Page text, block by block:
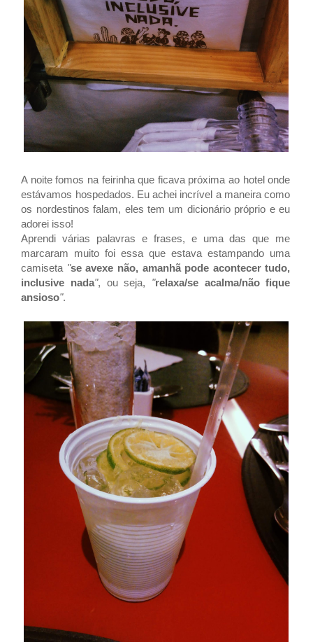
A noite fomos na feirinha que ficava próxima ao hotel onde
estávamos hospedados. Eu achei incrível a maneira como
os nordestinos falam, eles tem um dicionário próprio e eu
adorei isso!
Aprendi várias palavras e frases, e uma das que me
marcaram muito foi essa que estava estampando uma
camiseta "se avexe não, amanhã pode acontecer tudo,
inclusive nada", ou seja, "relaxa/se acalma/não fique
ansioso".